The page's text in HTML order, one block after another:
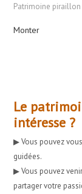
Patrimoine piraillon
Monter
Le
intéresse ?
▶︎ Vous pouvez
guidées.
▶︎ Vous pouvez
partager votre